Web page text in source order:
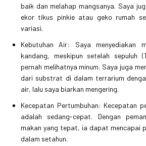
baik dan melahap mangsanya. Saya
ekor tikus pinkie atau geko rumah
variasi.
Kebutuhan Air: Saya menyediakan
kandang, meskipun setelah sepuluh
pernah melihatnya minum. Saya juga
dari substrat di dalam terrarium
air, lalu saya biarkan mengering.
Kecepatan Pertumbuhan: Kecepatan
adalah sedang-cepat. Dengan
makan yang tepat, ia dapat mencapai
dalam setahun.